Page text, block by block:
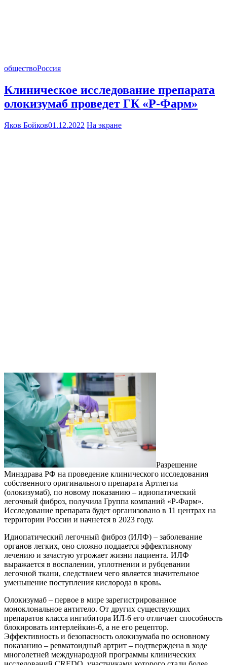
обществоРоссия
Клиническое исследование препарата
олокизумаб проведет ГК «Р-Фарм»
Яков Бойков01.12.2022 На экране
Разрешение
Минздрава РФ на проведение клинического исследования
собственного оригинального препарата Артлегиа
(олокизумаб), по новому показанию – идиопатический
легочный фиброз, получила Группа компаний «Р-Фарм».
Исследование препарата будет организовано в 11 центрах на
территории России и начнется в 2023 году.
Идиопатический легочный фиброз (ИЛФ) – заболевание
органов легких, оно сложно поддается эффективному
лечению и зачастую угрожает жизни пациента. ИЛФ
выражается в воспалении, уплотнении и рубцевании
легочной ткани, следствием чего является значительное
уменьшение поступления кислорода в кровь.
Олокизумаб – первое в мире зарегистрированное
моноклональное антитело. От других существующих
препаратов класса ингибитора ИЛ-6 его отличает способность
блокировать интерлейкин-6, а не его рецептор.
Эффективность и безопасность олокизумаба по основному
показанию – ревматоидный артрит – подтверждена в ходе
многолетней международной программы клинических